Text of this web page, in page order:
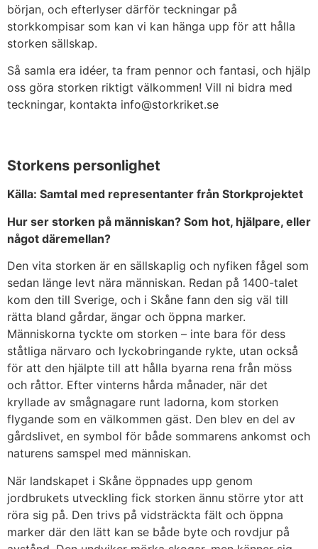
början, och efterlyser därför teckningar på
storkkompisar som kan vi kan hänga upp för att hålla
storken sällskap.
Så samla era idéer, ta fram pennor och fantasi, och hjälp
oss göra storken riktigt välkommen! Vill ni bidra med
teckningar, kontakta info@storkriket.se
Storkens personlighet
Källa: Samtal med representanter från Storkprojektet
Hur ser storken på människan? Som hot, hjälpare, eller
något däremellan?
Den vita storken är en sällskaplig och nyfiken fågel som
sedan länge levt nära människan. Redan på 1400-talet
kom den till Sverige, och i Skåne fann den sig väl till
rätta bland gårdar, ängar och öppna marker.
Människorna tyckte om storken – inte bara för dess
ståtliga närvaro och lyckobringande rykte, utan också
för att den hjälpte till att hålla byarna rena från möss
och råttor. Efter vinterns hårda månader, när det
kryllade av smågnagare runt ladorna, kom storken
flygande som en välkommen gäst. Den blev en del av
gårdslivet, en symbol för både sommarens ankomst och
naturens samspel med människan.
När landskapet i Skåne öppnades upp genom
jordbrukets utveckling fick storken ännu större ytor att
röra sig på. Den trivs på vidsträckta fält och öppna
marker där den lätt kan se både byte och rovdjur på